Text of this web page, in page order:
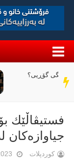
سەر
دێڕ
فستیڤاڵێك
جیاوازەکان
کوردپلات 8/28/